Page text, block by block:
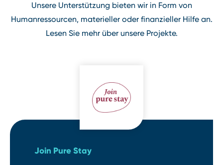
Unsere Unterstützung bieten wir in Form von
Humanressourcen, materieller oder finanzieller Hilfe an.
Lesen Sie mehr über unsere Projekte.
Join Pure Stay